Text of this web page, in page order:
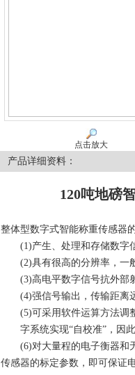
点击放大
产品详细资料：
120吨地磅
整体型数字式智能称重传感器
(1)产生、处理和存储数字信
(2)具有很高的分辨率，一般
(3)高电平数字信号抗外部
(4)强信号输出，传输距离远
(5)可采用软件运算方法调
字系统实现“自校准”，因此
(6)对大量程的电子衡器和无
传感器的标定参数，即可保证